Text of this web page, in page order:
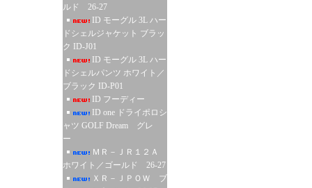
ルド 26-27
ID モーグル 3L ハー
ドシェルジャケット ブラッ
ク ID-J01
ID モーグル 3L ハー
ドシェルパンツ ホワイト／
ブラック ID-P01
ID フーディー
ID one ドライポロシ
ャツ GOLF Dream グレ
ー
ＭＲ－ＪＲ１２Ａ
ホワイト／ゴールド 26-27
ＸＲ－ＪＰＯＷ ブ